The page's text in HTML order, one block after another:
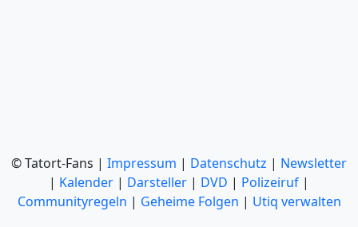
© Tatort-Fans | Impressum | Datenschutz | Newsletter
| Kalender | Darsteller | DVD | Polizeiruf |
Communityregeln | Geheime Folgen | Utiq verwalten